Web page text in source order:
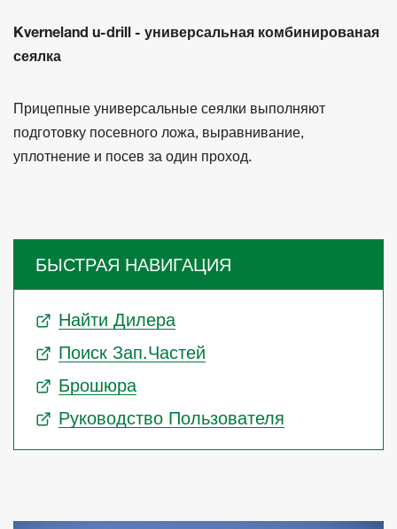
Kverneland u-drill - универсальная комбинированая
сеялка
Прицепные универсальные сеялки выполняют
подготовку посевного ложа, выравнивание,
уплотнение и посев за один проход.
БЫСТРАЯ НАВИГАЦИЯ
Найти Дилера
Поиск Зап.частей
Брошюра
Руководство Пользователя